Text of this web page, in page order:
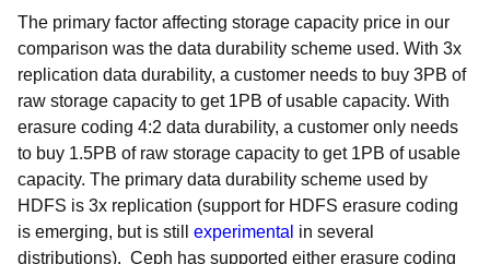
The primary factor affecting storage capacity price in our
comparison was the data durability scheme used. With 3x
replication data durability, a customer needs to buy 3PB of
raw storage capacity to get 1PB of usable capacity. With
erasure coding 4:2 data durability, a customer only needs
to buy 1.5PB of raw storage capacity to get 1PB of usable
capacity. The primary data durability scheme used by
HDFS is 3x replication (support for HDFS erasure coding
is emerging, but is still experimental in several
distributions). Ceph has supported either erasure coding